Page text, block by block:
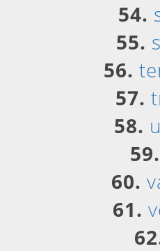
54.
55.
56.
57.
58.
59.
60.
61.